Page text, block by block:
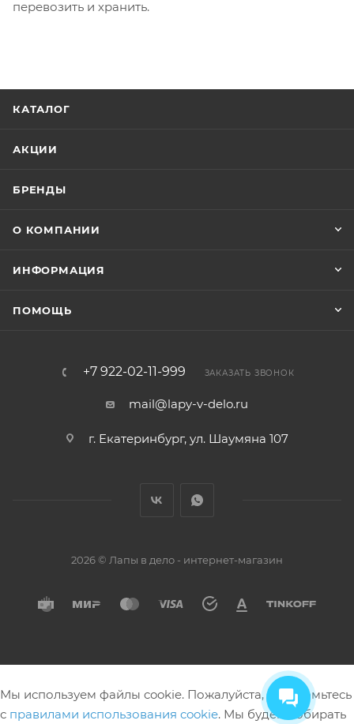
перевозить и хранить.
КАТАЛОГ
АКЦИИ
БРЕНДЫ
О КОМПАНИИ
ИНФОРМАЦИЯ
ПОМОЩЬ
+7 922-02-11-999 ЗАКАЗАТЬ ЗВОНОК
mail@lapy-v-delo.ru
г. Екатеринбург, ул. Шаумяна 107
2026 © Лапы в дело - интернет-магазин
Мы используем файлы cookie. Пожалуйста, ознакомьтесь
с правилами использования cookie. Мы будем собирать